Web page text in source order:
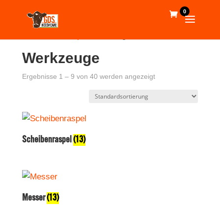
0
Werkzeuge
Ergebnisse 1 – 9 von 40 werden angezeigt
Scheibenraspel(13)
Messer(13)